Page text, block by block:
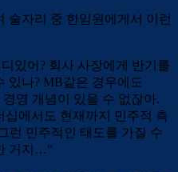
술자리 중 한임원에게서 이런
있어? 회사 사장에게 반기를
있나? MB같은 경우에도
영 개념이 있을 수 없잖아.
에서도 현재까지 민주적 측
런 민주적인 태도를 가질 수
거지…”